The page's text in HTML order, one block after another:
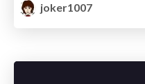
joker1007